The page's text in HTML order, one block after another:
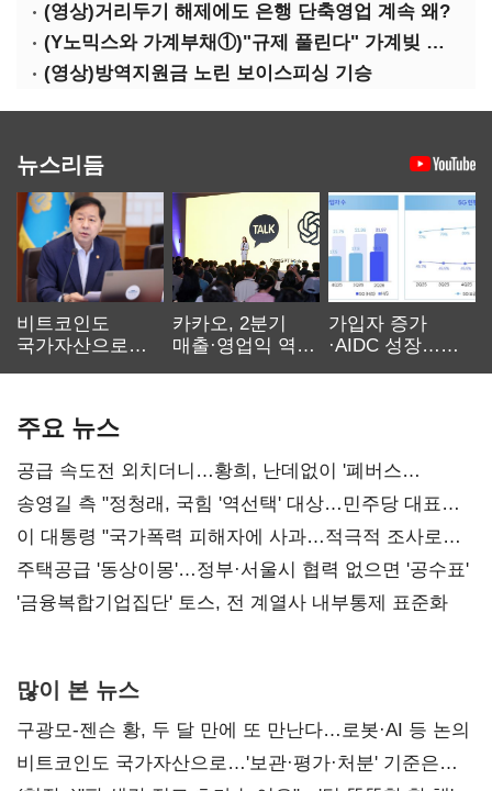
(영상)거리두기 해제에도 은행 단축영업 계속 왜?
(Y노믹스와 가계부채①)"규제 풀린다" 가계빚 다시 꿈틀
(영상)방역지원금 노린 보이스피싱 기승
뉴스리듬
비트코인도
국가자산으로…'
카카오, 2분기
매출·영업익 역대
가입자 증가
·AIDC 성장…
주요 뉴스
공급 속도전 외치더니…황희, 난데없이 '폐버스
리모델링' 제안
송영길 측 "정청래, 국힘 '역선택' 대상…민주당 대표로
총선 지휘 못해"
이 대통령 "국가폭력 피해자에 사과…적극적 조사로
진실 밝혀야"
주택공급 '동상이몽'…정부·서울시 협력 없으면 '공수표'
'금융복합기업집단' 토스, 전 계열사 내부통제 표준화
많이 본 뉴스
구광모-젠슨 황, 두 달 만에 또 만난다…로봇·AI 등 논의
비트코인도 국가자산으로…'보관·평가·처분' 기준은